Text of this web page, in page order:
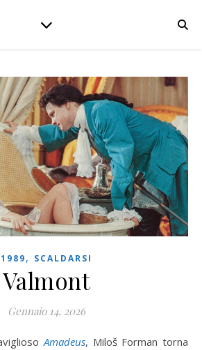
1989, SCALDARSI
Valmont
Gennaio 14, 2026
Amadeus, Miloš Forman torna